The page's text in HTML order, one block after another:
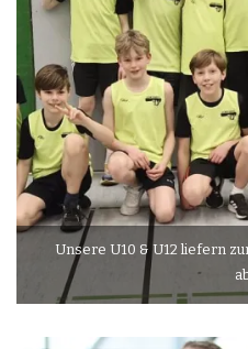
Unsere U10 & U12 liefern